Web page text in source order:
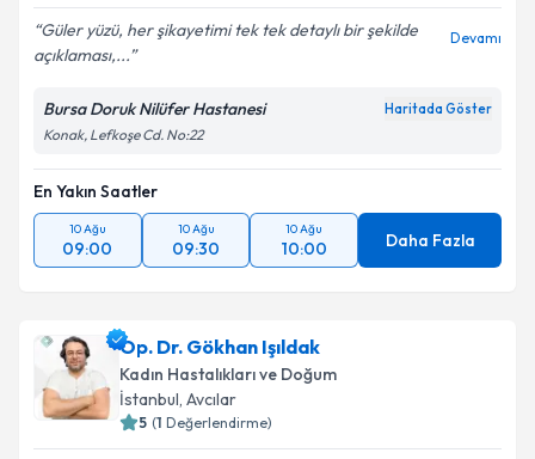
Güler yüzü, her şikayetimi tek tek detaylı bir şekilde
açıklaması,...
Devamı
Bursa Doruk Nilüfer Hastanesi Haritada Göster
Konak, Lefkoşe Cd. No:22
En Yakın Saatler
10 Ağu
09:00
10 Ağu
09:30
10 Ağu
10:00 Daha Fazla
Op. Dr. Gökhan Işıldak
Kadın Hastalıkları ve Doğum
İstanbul, Avcılar
5 (1 Değerlendirme)